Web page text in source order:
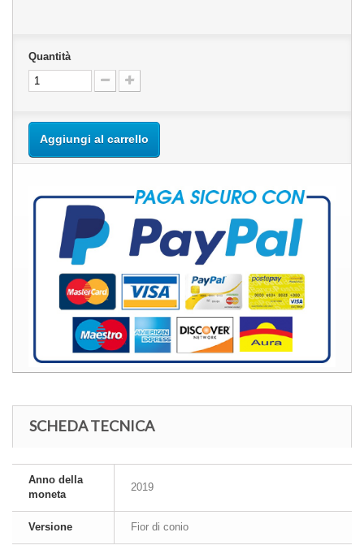
Quantità
Aggiungi al carrello
SCHEDA TECNICA
Anno della
moneta
2019
Versione Fior di conio